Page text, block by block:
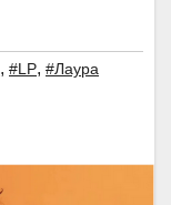
, #LP, #Лаура